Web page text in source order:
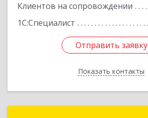
Клиентов на сопровождении
1С:Специалист
Отправить заявку
Показать контакты
Отправить заявку
Назад